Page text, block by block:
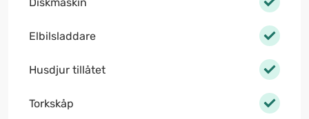
Elbilsladdare
Husdjur tillåtet
Torkskåp